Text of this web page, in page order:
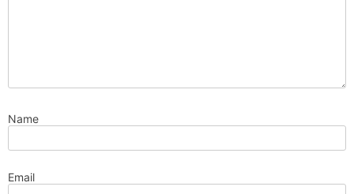
Name
Email